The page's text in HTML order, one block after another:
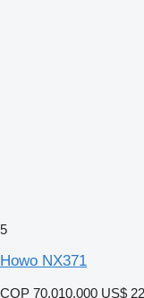
5
Howo NX371
COP 70.010.000 US$